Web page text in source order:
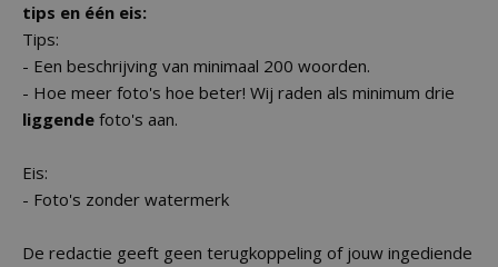
tips en één eis:
Tips:
- Een beschrijving van minimaal 200 woorden.
- Hoe meer foto's hoe beter! Wij raden als minimum drie
liggende foto's aan.
Eis:
- Foto's zonder watermerk
De redactie geeft geen terugkoppeling of jouw ingediende